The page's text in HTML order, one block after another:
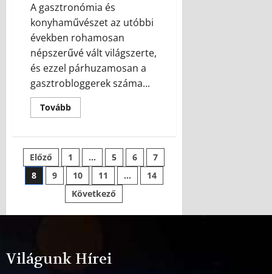
A gasztronómia és
konyhaművészet az utóbbi
években rohamosan
népszerűvé vált világszerte,
és ezzel párhuzamosan a
gasztrobloggerek száma...
Tovább
Előző 1 … 5 6
7
8
9 10 11 …
14
Következő
Világunk Hírei